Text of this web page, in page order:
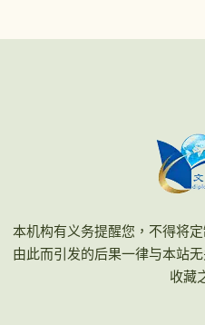
本机构有义务提醒您，不得将
由此而引发的后果一律与本站
收藏